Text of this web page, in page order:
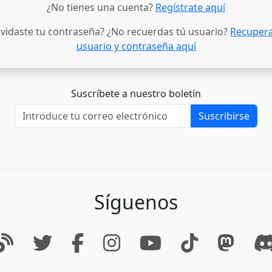
¿No tienes una cuenta? Regístrate aquí
tu contraseña? ¿No recuerdas tú usuario?
usuario y contraseña aquí
Suscríbete a nuestro boletín
Suscribirse
Síguenos